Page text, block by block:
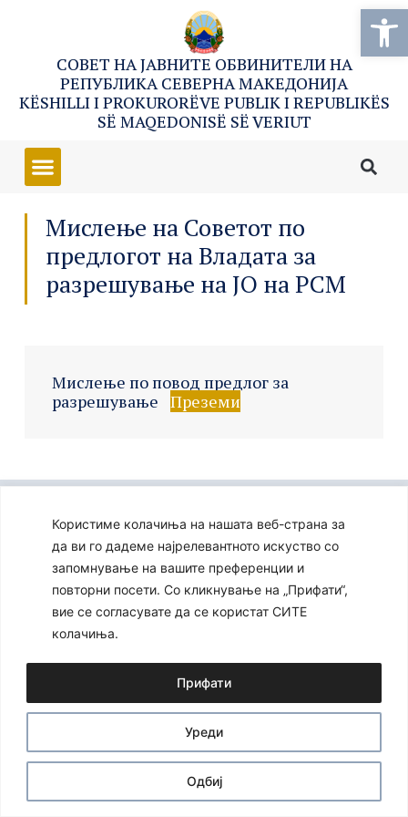
Користиме колачиња на нашата веб-страна за
да ви го дадеме најрелевантното искуство со
запомнување на вашите преференции и
повторни посети. Со кликнување на „Прифати“,
вие се согласувате да се користат СИТЕ
колачиња.
Уреди
Одбиј
Прифати
СОВЕТ НА ЈАВНИТЕ ОБВИНИТЕЛИ НА
РЕПУБЛИКА СЕВЕРНА МАКЕДОНИЈА
KËSHILLI I PROKURORËVE PUBLIK I REPUBLIKËS
SË MAQEDONISË SË VERIUT
Мислење на Советот по
предлогот на Владата за
разрешување на ЈО на РСМ
Мислење по повод предлог за
разрешување Преземи